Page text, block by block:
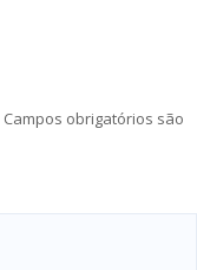
Campos obrigatórios são